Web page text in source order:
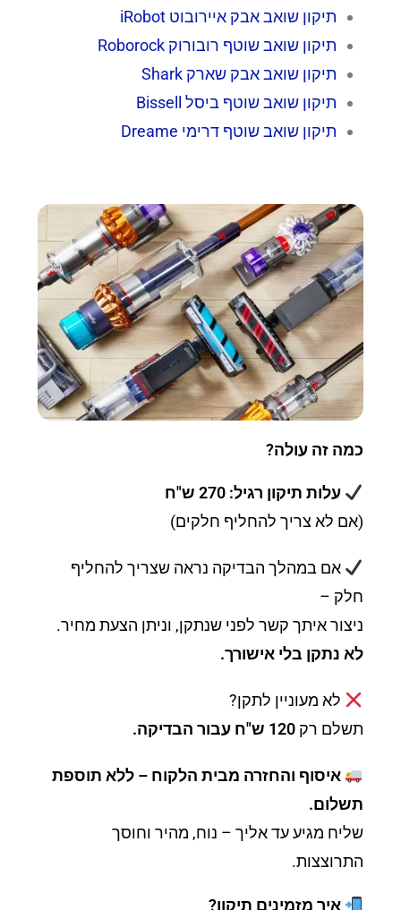
תיקון שואב אבק איירובוט iRobot
תיקון שואב שוטף רובורוקRoborock
תיקון שואב אבק שארק Shark
תיקון שואב שוטף ביסל Bissell
תיקון שואב שוטף דרימי Dreame
כמה זה עולה?
עלות תיקון רגיל: 270 ש"ח
(אם לא צריך להחליף חלקים)
אם במהלך הבדיקה נראה שצריך להחליף
חלק –
ניצור איתך קשר לפני שנתקן, וניתן הצעת מחיר.
לא נתקן בלי אישורך.
לא מעוניין לתקן?
תשלם רק120 ש"ח עבור הבדיקה.
איסוף והחזרה מבית הלקוח – ללא תוספת
תשלום.
שליח מגיע עד אליך – נוח, מהיר וחוסך
התרוצצות.
איך מזמינים תיקון?